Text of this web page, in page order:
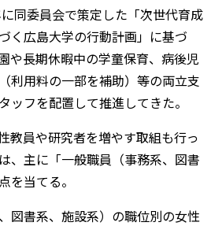
同委員会で策定した「次世代育成
く広島大学の行動計画」に基づ
や長期休暇中の学童保育、病後児
利用料の一部を補助）等の両立支
ッフを配置して推進してきた。
教員や研究者を増やす取組も行っ
、主に「一般職員（事務系、図書
を当てる。
図書系、施設系）の職位別の女性